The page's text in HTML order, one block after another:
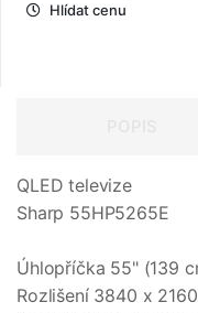
Hlídat cenu
QLED televize
Sharp 55HP5265E
Úhlopříčka 55" (139
Rozlišení 3840 x 2160